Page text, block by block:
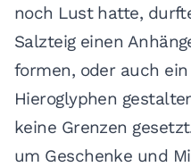
noch Lust hatte,
Salzteig einen
formen, oder auch
Hieroglyphen
keine Grenzen
um Geschenke und